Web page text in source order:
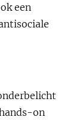
een
on